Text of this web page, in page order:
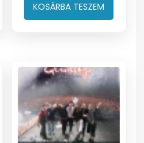
KOSÁRBA TESZEM